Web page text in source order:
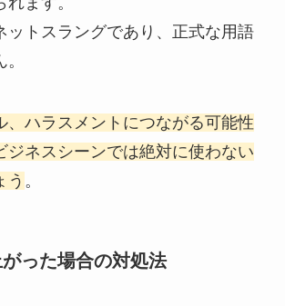
ットスラングであり、正式な用語
、ハラスメントにつながる可能性
ジネスシーンでは絶対に使わない
う 。
った場合の対処法